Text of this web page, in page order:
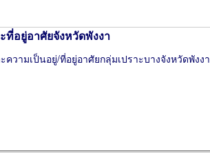
อยู่อาศัยจังหวัดพังงา
ามเป็นอยู่/ที่อยู่อาศัยกลุ่มเปราะบางจังหวัดพังงา